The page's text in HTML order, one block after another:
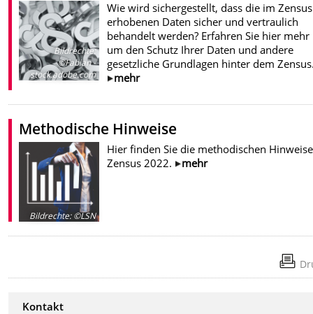
Bildrechte:
©Fabian -
stock.adobe.com
Wie wird sichergestellt, dass die im Zensus
erhobenen Daten sicher und vertraulich
behandelt werden? Erfahren Sie hier
um den Schutz Ihrer Daten und andere
gesetzliche Grundlagen hinter dem
mehr
Methodische Hinweise
Bildrechte:©LSN
Hier finden Sie die methodischen
Zensus 2022.
mehr
Kontakt